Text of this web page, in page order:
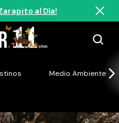
al Día!
Medio Ambiente